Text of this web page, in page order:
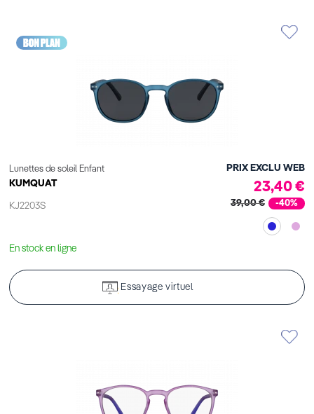
Lunettes de soleil Enfant
KUMQUAT
KJ2203S
PRIX EXCLU WEB
23,40 €
39,00 € -40%
En stock en ligne
Essayage virtuel